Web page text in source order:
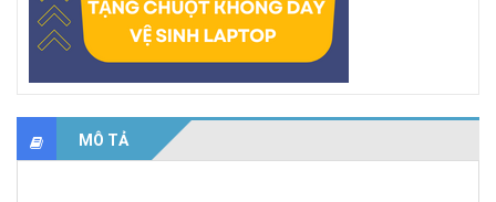
MÔ TẢ